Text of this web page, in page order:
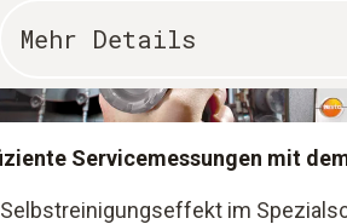
Mehr Details
Servicemessungen mit
Selbstreinigungseffekt im